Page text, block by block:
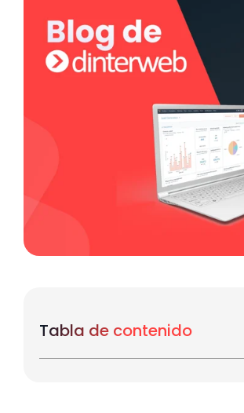
Tabla de contenido